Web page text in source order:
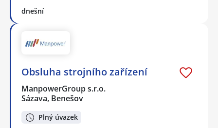
dnešní
Obsluha strojního zařízení
ManpowerGroup s.r.o.
Sázava, Benešov
Plný úvazek